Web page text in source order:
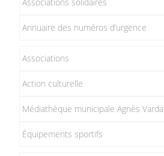
Annuaire des numéros d’urgence
Associations
Action culturelle
Médiathèque municipale Agnès Varda
Équipements sportifs